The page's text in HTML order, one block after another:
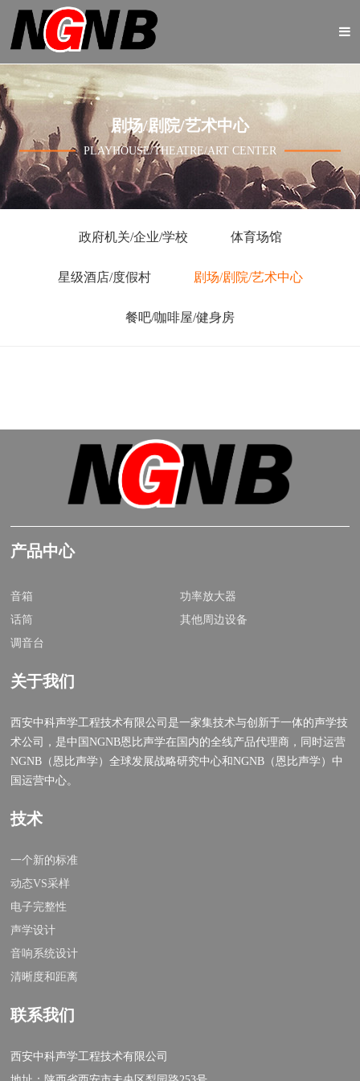
剧场/剧院/艺术中心
PLAYHOUSE/THEATRE/ART CENTER
政府机关/企业/学校 体育场馆
星级酒店/度假村 剧场/剧院/艺术中心
餐吧/咖啡屋/健身房
产品中心
音箱
功率放大器
话筒
其他周边设备
调音台
关于我们
西安中科声学工程技术有限公司是一家集技术与创新于一体的声学技
术公司，是中国NGNB恩比声学在国内的全线产品代理商，同时运营
NGNB（恩比声学）全球发展战略研究中心和NGNB（恩比声学）中
国运营中心。
技术
一个新的标准
动态VS采样
电子完整性
声学设计
音响系统设计
清晰度和距离
联系我们
西安中科声学工程技术有限公司